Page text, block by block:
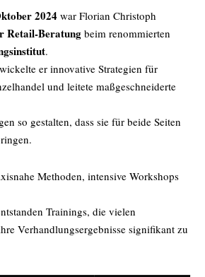
2024 war Florian Christoph
Retail-Beratung beim renommierten
.
er innovative Strategien für
und leitete maßgeschneiderte
so gestalten, dass sie für beide Seiten
Methoden, intensive Workshops
Trainings, die vielen
Verhandlungsergebnisse signifikant zu